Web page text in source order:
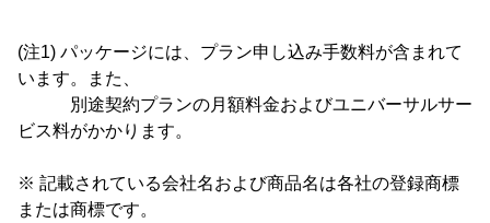
(注1) パッケージには、プラン申し込み手数料が含まれて
います。また、
別途契約プランの月額料金およびユニバーサルサー
ビス料がかかります。
※ 記載されている会社名および商品名は各社の登録商標
または商標です。